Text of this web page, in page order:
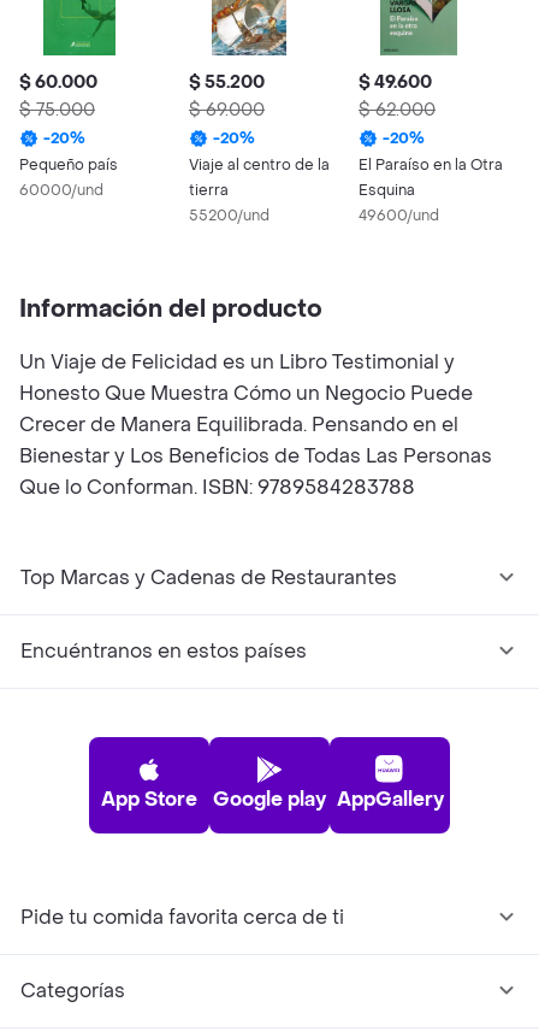
$ 60.000
$ 75.000
-20%
Pequeño país
60000/und
$ 55.200
$ 69.000
-20%
Viaje al centro de la
tierra
55200/und
$ 49.600
$ 62.000
-20%
El Paraíso en la Otra
Esquina
49600/und
Información del producto
Un Viaje de Felicidad es un Libro Testimonial y
Honesto Que Muestra Cómo un Negocio Puede
Crecer de Manera Equilibrada. Pensando en el
Bienestar y Los Beneficios de Todas Las Personas
Que lo Conforman. ISBN: 9789584283788
Top Marcas y Cadenas de Restaurantes
Encuéntranos en estos países
App Store Google play AppGallery
Pide tu comida favorita cerca de ti
Categorías